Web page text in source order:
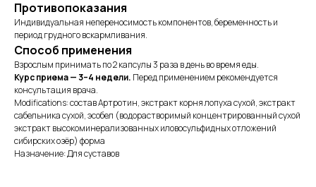
Противопоказания
Индивидуальная непереносимость компонентов, беременность и
период грудного вскармливания.
Способ применения
Взрослым принимать по 2 капсулы 3 раза в день во время еды.
Курс приема — 3–4 недели. Перед применением рекомендуется
консультация врача.
Modifications: состав Артротин, экстракт корня лопуха сухой, экстракт
сабельника сухой, эсобел (водорастворимый концентрированный сухой
экстракт высокоминерализованных иловосульфидных отложений
сибирских озёр) форма
Назначение: Для суставов